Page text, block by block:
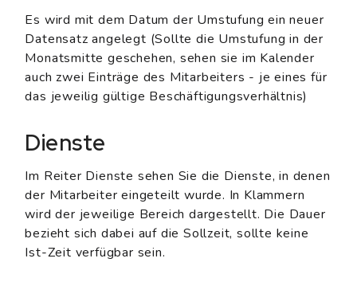
Es wird mit dem Datum der Umstufung ein neuer
Datensatz angelegt (Sollte die Umstufung in der
Monatsmitte geschehen, sehen sie im Kalender
auch zwei Einträge des Mitarbeiters - je eines für
das jeweilig gültige Beschäftigungsverhältnis)
Dienste
Im Reiter Dienste sehen Sie die Dienste, in denen
der Mitarbeiter eingeteilt wurde. In Klammern
wird der jeweilige Bereich dargestellt. Die Dauer
bezieht sich dabei auf die Sollzeit, sollte keine
Ist-Zeit verfügbar sein.